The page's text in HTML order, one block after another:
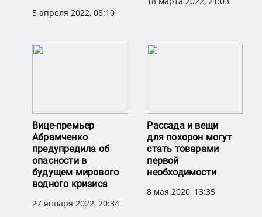
5 апреля 2022, 08:10
Вице-премьер
Абрамченко
предупредила об
опасности в
будущем мирового
водного кризиса
27 января 2022, 20:34
Рассада и вещи
для похорон могут
стать товарами
первой
необходимости
8 мая 2020, 13:35